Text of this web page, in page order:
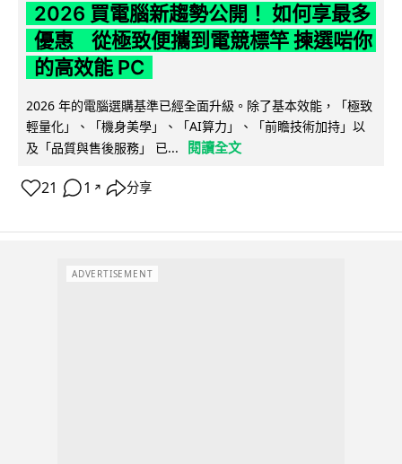
2026 買電腦新趨勢公開！ 如何享最多
優惠 從極致便攜到電競標竿 揀選啱你
的高效能 PC
2026 年的電腦選購基準已經全面升級。除了基本效能，「極致
輕量化」、「機身美學」、「AI算力」、「前瞻技術加持」以
及「品質與售後服務」 已...
閱讀全文
21 1 ↗ 分享
ADVERTISEMENT